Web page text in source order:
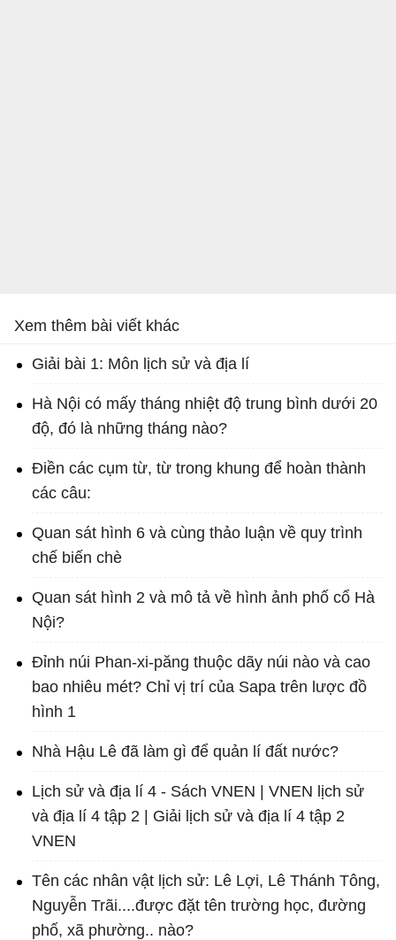
Xem thêm bài viết khác
Giải bài 1: Môn lịch sử và địa lí
Hà Nội có mấy tháng nhiệt độ trung bình dưới 20
độ, đó là những tháng nào?
Điền các cụm từ, từ trong khung để hoàn thành
các câu:
Quan sát hình 6 và cùng thảo luận về quy trình
chế biến chè
Quan sát hình 2 và mô tả về hình ảnh phố cổ Hà
Nội?
Đỉnh núi Phan-xi-păng thuộc dãy núi nào và cao
bao nhiêu mét? Chỉ vị trí của Sapa trên lược đồ
hình 1
Nhà Hậu Lê đã làm gì để quản lí đất nước?
Lịch sử và địa lí 4 - Sách VNEN | VNEN lịch sử
và địa lí 4 tập 2 | Giải lịch sử và địa lí 4 tập 2
VNEN
Tên các nhân vật lịch sử: Lê Lợi, Lê Thánh Tông,
Nguyễn Trãi....được đặt tên trường học, đường
phố, xã phường.. nào?